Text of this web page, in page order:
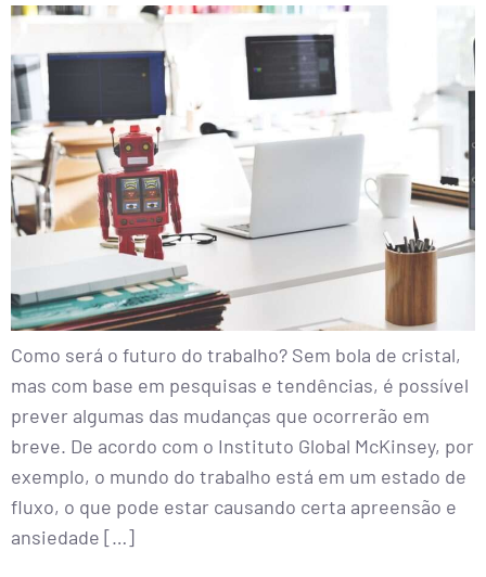
Como será o futuro do trabalho? Sem bola de cristal,
mas com base em pesquisas e tendências, é possível
prever algumas das mudanças que ocorrerão em
breve. De acordo com o Instituto Global McKinsey, por
exemplo, o mundo do trabalho está em um estado de
fluxo, o que pode estar causando certa apreensão e
ansiedade […]